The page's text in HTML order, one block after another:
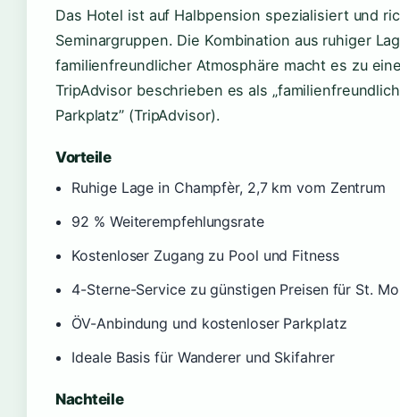
Das Hotel ist auf Halbpension spezialisiert und
Seminargruppen. Die Kombination aus ruhiger
familienfreundlicher Atmosphäre macht es zu
TripAdvisor beschrieben es als
Parkplatz” (TripAdvisor).
Vorteile
Ruhige Lage in Champfèr, 2,7 km vom Zentrum
92 % Weiterempfehlungsrate
Kostenloser Zugang zu Pool und Fitness
4-Sterne-Service zu günstigen Preisen für St.
ÖV-Anbindung und kostenloser Parkplatz
Ideale Basis für Wanderer und Skifahrer
Nachteile